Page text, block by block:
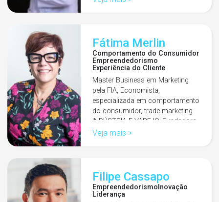
Fátima Merlin
Comportamento do Consumidor
Empreendedorismo
Experiência do Cliente
Master Business em Marketing
pela FIA, Economista,
especializada em comportamento
do consumidor, trade marketing
INDÚSTRIA E VAREJO. Fundadora
e CEO…
Veja mais >
Filipe Cassapo
Empreendedorismo Inovação
Liderança